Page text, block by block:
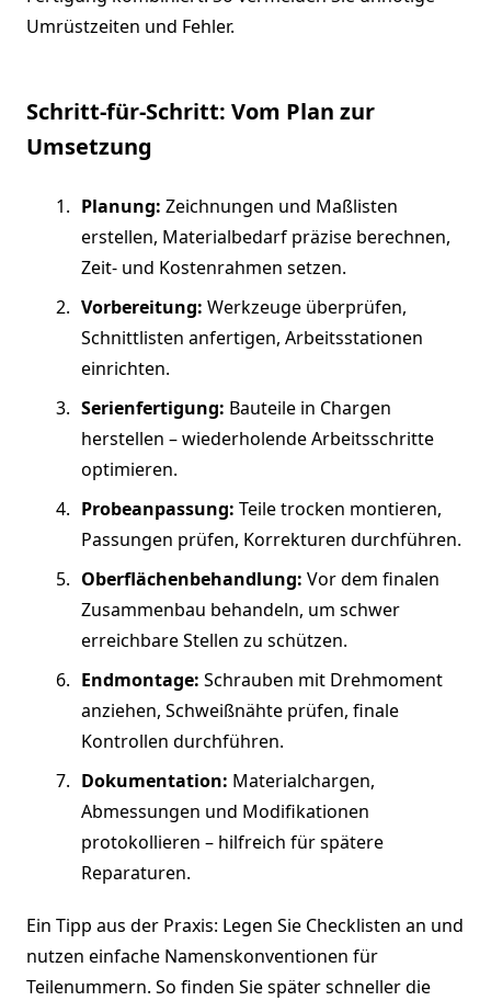
Umrüstzeiten und Fehler.
Schritt-für-Schritt: Vom Plan zur
Umsetzung
Planung: Zeichnungen und Maßlisten
erstellen, Materialbedarf präzise berechnen,
Zeit- und Kostenrahmen setzen.
Vorbereitung: Werkzeuge überprüfen,
Schnittlisten anfertigen, Arbeitsstationen
einrichten.
Serienfertigung: Bauteile in Chargen
herstellen – wiederholende Arbeitsschritte
optimieren.
Probeanpassung: Teile trocken montieren,
Passungen prüfen, Korrekturen durchführen.
Oberflächenbehandlung: Vor dem finalen
Zusammenbau behandeln, um schwer
erreichbare Stellen zu schützen.
Endmontage: Schrauben mit Drehmoment
anziehen, Schweißnähte prüfen, finale
Kontrollen durchführen.
Dokumentation: Materialchargen,
Abmessungen und Modifikationen
protokollieren – hilfreich für spätere
Reparaturen.
Ein Tipp aus der Praxis: Legen Sie Checklisten an und
nutzen einfache Namenskonventionen für
Teilenummern. So finden Sie später schneller die